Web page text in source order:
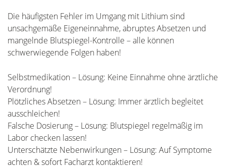
Die häufigsten Fehler im Umgang mit Lithium sind
unsachgemäße Eigeneinnahme, abruptes Absetzen und
mangelnde Blutspiegel-Kontrolle – alle können
schwerwiegende Folgen haben!
Selbstmedikation – Lösung: Keine Einnahme ohne ärztliche
Verordnung!
Plötzliches Absetzen – Lösung: Immer ärztlich begleitet
ausschleichen!
Falsche Dosierung – Lösung: Blutspiegel regelmäßig im
Labor checken lassen!
Unterschätzte Nebenwirkungen – Lösung: Auf Symptome
achten & sofort Facharzt kontaktieren!